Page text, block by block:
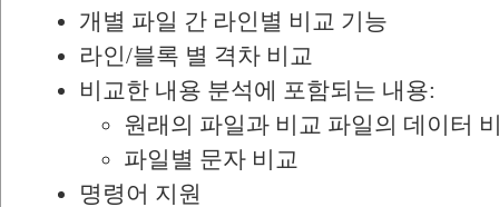
개별 파일 간 라인별 비교 기능
라인/블록 별 격차 비교
비교한 내용 분석에 포함되는 내용:
원래의 파일과 비교 파일의 데이터
파일별 문자 비교
명령어 지원